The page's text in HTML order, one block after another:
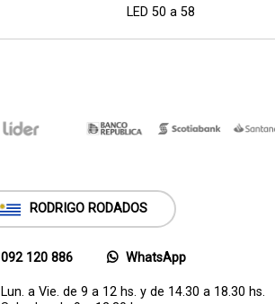
LED 50 a 58
RODRIGO RODADOS
092 120 886 WhatsApp
Lun. a Vie. de 9 a 12 hs. y de 14.30 a 18.30 hs.